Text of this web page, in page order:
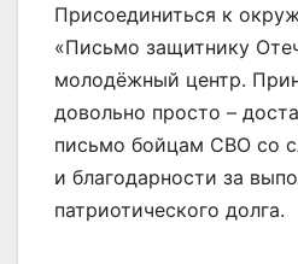
Присоединиться к
«Письмо защитнику
молодёжный центр.
довольно просто –
письмо бойцам СВО со
и благодарности за
патриотического долга.